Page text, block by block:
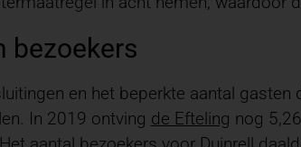
bezoekers
en het beperkte aantal
In 2019 ontving de Efteling nog